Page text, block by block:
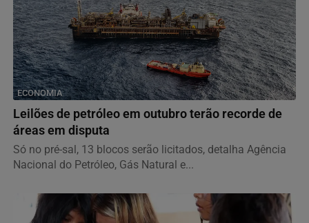
ECONOMIA
Leilões de petróleo em outubro terão recorde de
áreas em disputa
Só no pré-sal, 13 blocos serão licitados, detalha Agência
Nacional do Petróleo, Gás Natural e...